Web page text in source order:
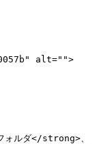
alt="">
ルダ</strong>、